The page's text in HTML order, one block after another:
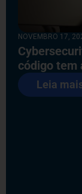
NOVEMBRO 17,
código tem
Leia